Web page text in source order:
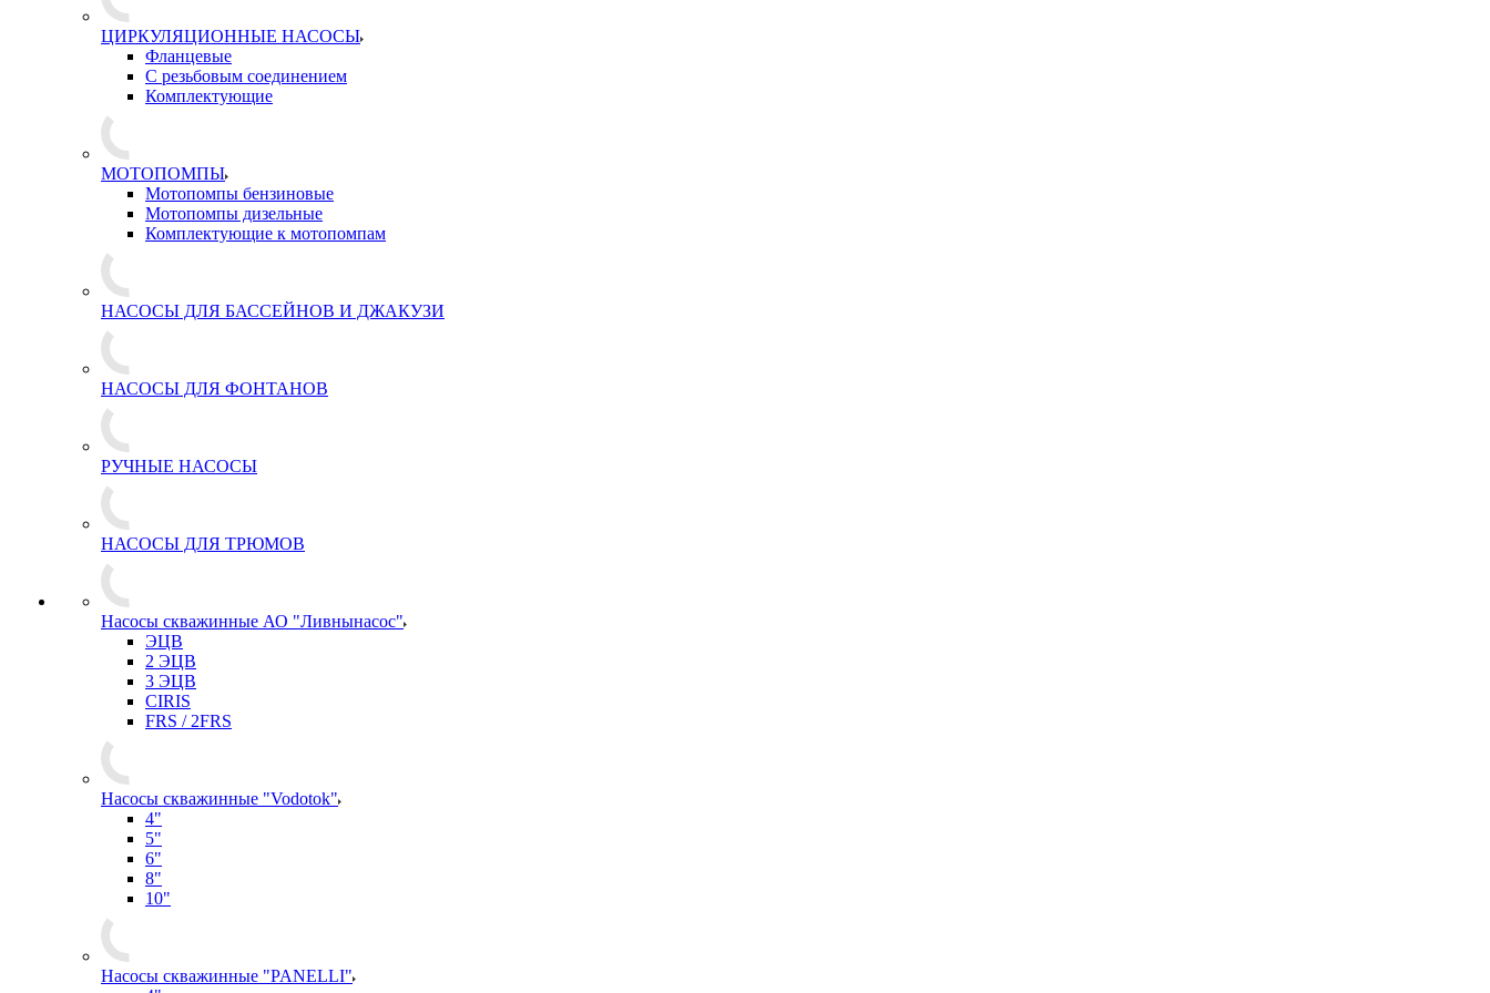
ЦИРКУЛЯЦИОННЫЕ НАСОСЫ
Фланцевые
С резьбовым соединением
Комплектующие
МОТОПОМПЫ
Мотопомпы бензиновые
Мотопомпы дизельные
Комплектующие к мотопомпам
НАСОСЫ ДЛЯ БАССЕЙНОВ И ДЖАКУЗИ
НАСОСЫ ДЛЯ ФОНТАНОВ
РУЧНЫЕ НАСОСЫ
НАСОСЫ ДЛЯ ТРЮМОВ
Насосы скважинные АО "Ливнынасос"
ЭЦВ
2 ЭЦВ
3 ЭЦВ
CIRIS
FRS / 2FRS
Насосы скважинные "Vodotok"
4"
5"
6"
8"
10"
Насосы скважинные "PANELLI"